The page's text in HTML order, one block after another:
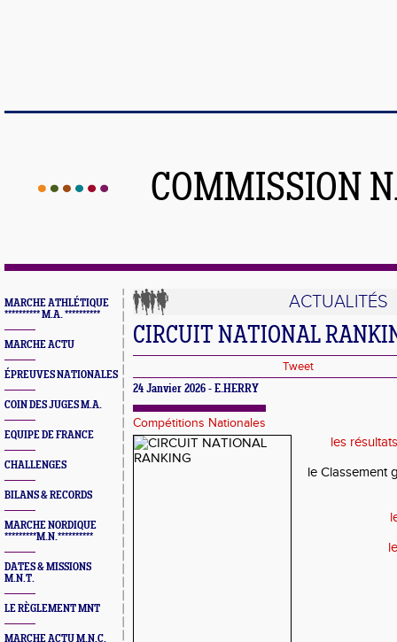
COMMISSION
MARCHE ATHLÉTIQUE
********** M.A. **********
MARCHE ACTU
ÉPREUVES NATIONALES
COIN DES JUGES M.A.
EQUIPE DE FRANCE
CHALLENGES
BILANS & RECORDS
MARCHE NORDIQUE
*********M.N.**********
DATES & MISSIONS
M.N.T.
LE RÈGLEMENT MNT
MARCHE ACTU M.N.C.
ACTUALITÉS
CIRCUIT NATIONAL
Tweet
24 Janvier 2026 - E.HERRY
Compétitions Nationales
les
le Classement